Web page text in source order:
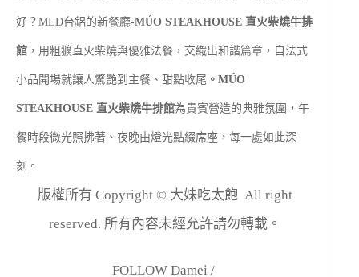
好？MLD台鋁的新餐廳-MÚO STEAKHOUSE 直火柴燒牛排
館 ，用粗獷直火柴燒與優雅法餐，交織出和諧篇章，自法式
小品開場就讓人驚艷到主餐、甜點收尾 。 MÚO
STEAKHOUSE 直火柴燒牛排館為貴賓營造的典雅氛圍，午
餐時段微光照拂著、夜晚由燈光點綴席座，每一處如此深
刻。
版權所有 Copyright © 大妹吃太飽 All right
reserved. 所有內容未經允許請勿轉載。
FOLLOW Damei /